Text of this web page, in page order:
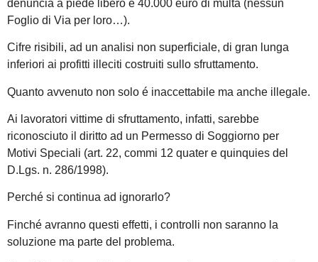
denuncia a piede libero e 40.000 euro di multa (nessun
Foglio di Via per loro…).
Cifre risibili, ad un analisi non superficiale, di gran lunga
inferiori ai profitti illeciti costruiti sullo sfruttamento.
Quanto avvenuto non solo é inaccettabile ma anche illegale.
Ai lavoratori vittime di sfruttamento, infatti, sarebbe
riconosciuto il diritto ad un Permesso di Soggiorno per
Motivi Speciali (art. 22, commi 12 quater e quinquies del
D.Lgs. n. 286/1998).
Perché si continua ad ignorarlo?
Finché avranno questi effetti, i controlli non saranno la
soluzione ma parte del problema.